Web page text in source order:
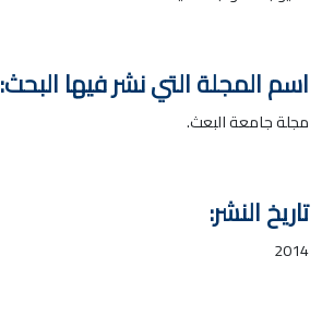
اسم المجلة التي نشر فيها البحث:
مجلة جامعة البعث.
تاريخ النشر:
2014